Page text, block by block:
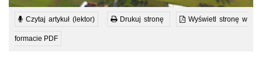
Czytaj artykuł (lektor) Drukuj stronę Wyświetl stronę w
formacie PDF